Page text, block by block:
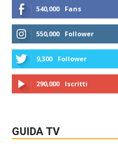
540,000 Fans
550,000 Follower
9,300 Follower
290,000 Iscritti
GUIDA TV